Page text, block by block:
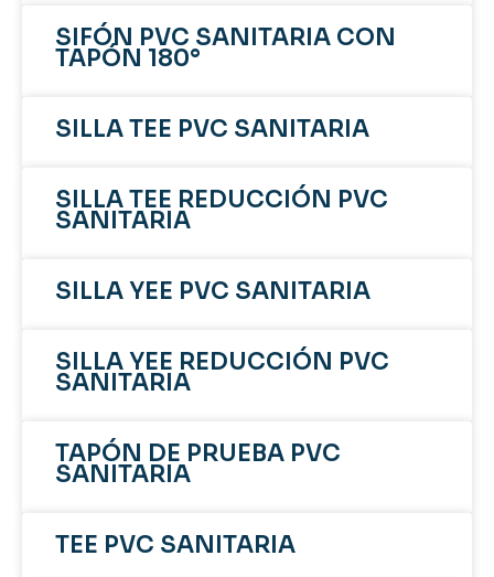
SIFÓN PVC SANITARIA CON
TAPÓN 180°
SILLA TEE PVC SANITARIA
SILLA TEE REDUCCIÓN PVC
SANITARIA
SILLA YEE PVC SANITARIA
SILLA YEE REDUCCIÓN PVC
SANITARIA
TAPÓN DE PRUEBA PVC
SANITARIA
TEE PVC SANITARIA